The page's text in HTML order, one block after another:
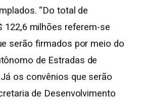
“Do total de
122,6 milhões referem-se
serão firmados por meio do
de Estradas de
os convênios que serão
de Desenvolvimento